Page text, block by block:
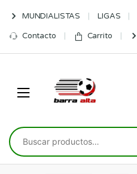
navigation
content
MUNDIALISTAS LIGAS
Contacto Carrito
Buscar
por: